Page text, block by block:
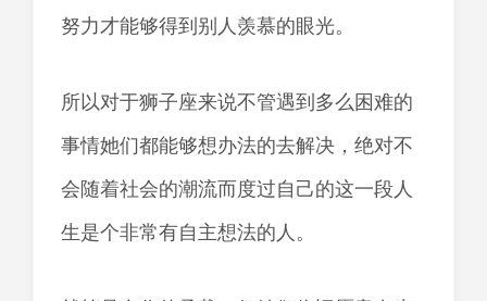
努力才能够得到别人羡慕的眼光。
所以对于狮子座来说不管遇到多么困难的
事情她们都能够想办法的去解决，绝对不
会随着社会的潮流而度过自己的这一段人
生是个非常有自主想法的人。